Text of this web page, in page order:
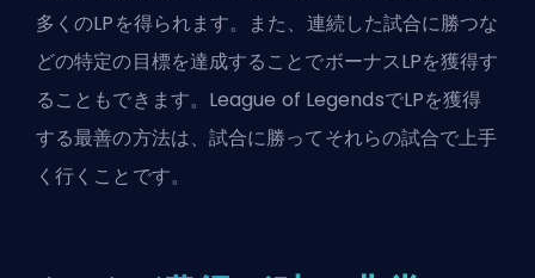
多くのLPを得られます。また、連続した試合に勝つな
どの特定の目標を達成することでボーナスLPを獲得す
ることもできます。League of LegendsでLPを獲得
する最善の方法は、試合に勝ってそれらの試合で上手
く行くことです。